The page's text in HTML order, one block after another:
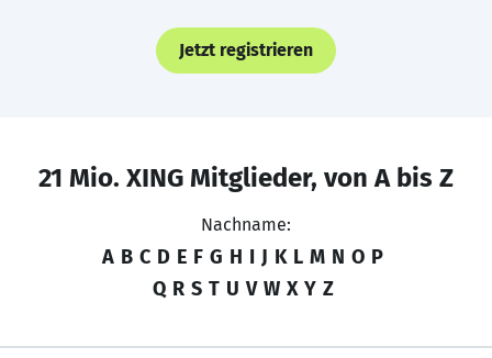
Jetzt registrieren
21 Mio. XING Mitglieder, von A bis Z
Nachname:
A B C D E F G H I J K L M N O P
Q R S T U V W X Y Z